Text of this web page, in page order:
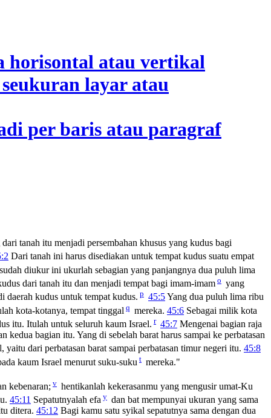
tanah itu menjadi persembahan khusus yang kudus bagi
Dari tanah ini harus disediakan untuk tempat kudus suatu empat
diukur ini ukurlah sebagian yang panjangnya dua puluh lima
dari tanah itu dan menjadi tempat bagi imam-imam o yang
daerah kudus untuk tempat kudus. p 45:5Yang dua puluh lima ribu
kota-kotanya, tempat tinggal q mereka. 45:6 Sebagai milik kota
itu. Itulah untuk seluruh kaum Israel. r 45:7 Mengenai bagian raja
bagian itu. Yang di sebelah barat harus sampai ke perbatasan
yaitu dari perbatasan barat sampai perbatasan timur negeri itu. 45:8
kaum Israel menurut suku-suku t mereka."
kebenaran; v hentikanlah kekerasanmu yang mengusir umat-Ku
45:11 Sepatutnyalah efa y dan bat mempunyai ukuran yang sama
ditera. 45:12 Bagi kamu satu syikal sepatutnya sama dengan dua